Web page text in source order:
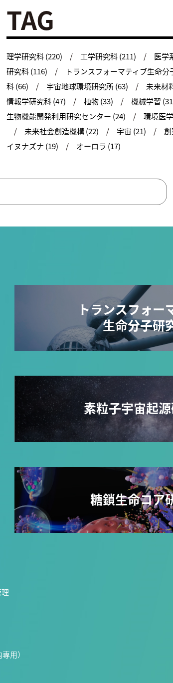
TAG
理学研究科 (220) 工学研究科 (211) 医学
研究科 (116)
トランスフォーマティブ生命分
科 (66)
宇宙地球環境研究所 (63)
未来材
情報学研究科 (47)
植物 (33) 機械学習
生物機能開発利用研究センター (24)
環境医
未来社会創造機構 (22)
宇宙 (21)
イヌナズナ (19)
オーロラ (17)
トランスフォー
生命分子研
素粒子宇宙起
糖鎖生命コア
用）